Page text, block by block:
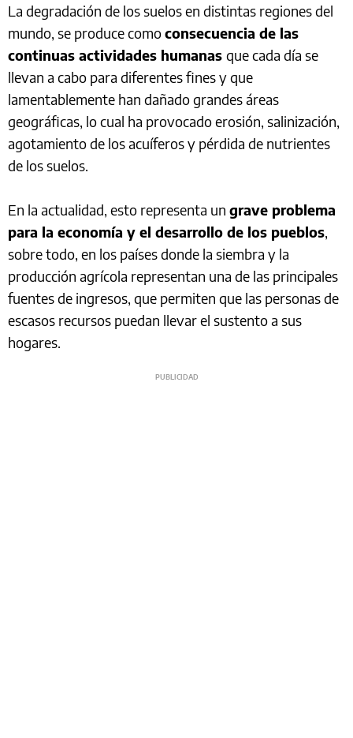
La degradación de los suelos en distintas regiones del
mundo, se produce comoconsecuencia de las
continuas actividades humanas que cada día se
llevan a cabo para diferentes fines y que
lamentablemente han dañado grandes áreas
geográficas, lo cual ha provocado erosión, salinización,
agotamiento de los acuíferos y pérdida de nutrientes
de los suelos.
En la actualidad, esto representa un grave problema
para la economía y el desarrollo de los pueblos,
sobre todo, en los países donde la siembra y la
producción agrícola representan una de las principales
fuentes de ingresos, que permiten que las personas de
escasos recursos puedan llevar el sustento a sus
hogares.